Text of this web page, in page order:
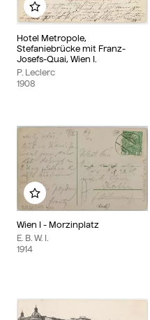
Hotel Metropole,
Stefaniebrücke mit Franz-
Josefs-Quai, Wien I.
P. Leclerc
1908
Zu meinem Album
Wien I - Morzinplatz
E. B. W. I.
1914
Zu meinem Album